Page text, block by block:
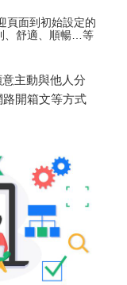
頁面到初始設定的
、舒適、順暢…等
主動與他人分
開箱文等方式